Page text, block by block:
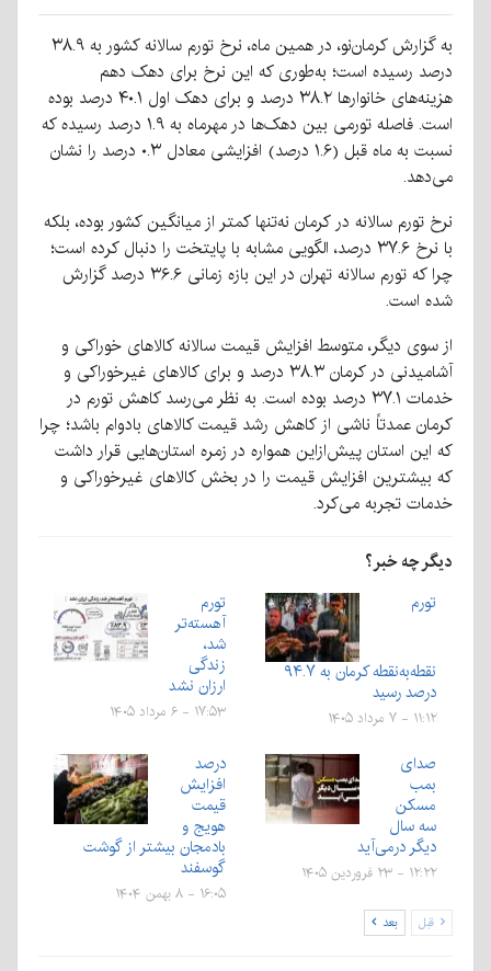
به گزارش کرمان‌نو، در همین ماه، نرخ تورم سالانه کشور به ۳۸.۹
درصد رسیده است؛ به‌طوری که این نرخ برای دهک دهم
هزینه‌های خانوارها ۳۸.۲ درصد و برای دهک اول ۴۰.۱ درصد بوده
است. فاصله تورمی بین دهک‌ها در مهرماه به ۱.۹ درصد رسیده که
نسبت به ماه قبل (۱.۶ درصد) افزایشی معادل ۰.۳ درصد را نشان
می‌دهد.
نرخ تورم سالانه در کرمان نه‌تنها کمتر از میانگین کشور بوده، بلکه
با نرخ ۳۷.۶ درصد، الگویی مشابه با پایتخت را دنبال کرده است؛
چرا که تورم سالانه تهران در این بازه زمانی ۳۶.۶ درصد گزارش
شده است.
از سوی دیگر، متوسط افزایش قیمت سالانه کالاهای خوراکی و
آشامیدنی در کرمان ۳۸.۳ درصد و برای کالاهای غیرخوراکی و
خدمات ۳۷.۱ درصد بوده است. به نظر می‌رسد کاهش تورم در
کرمان عمدتاً ناشی از کاهش رشد قیمت کالاهای بادوام باشد؛ چرا
که این استان پیش‌ازاین همواره در زمره استان‌هایی قرار داشت
که بیشترین افزایش قیمت را در بخش کالاهای غیرخوراکی و
خدمات تجربه می‌کرد.
دیگر چه خبر؟
تورم
نقطه‌به‌نقطه کرمان به ۹۴.۷
درصد رسید
۱۱:۱۲ - ۷ مرداد ۱۴۰۵
تورم
آهسته‌تر
شد،
زندگی
ارزان نشد
۱۷:۵۳ - ۶ مرداد ۱۴۰۵
صدای
بمب
مسکن
سه سال
دیگر درمی‌آید
۱۲:۲۲ - ۲۳ فروردین ۱۴۰۵
درصد
افزایش
قیمت
هویج و
بادمجان بیشتر از گوشت
گوسفند
۱۶:۰۵ - ۸ بهمن ۱۴۰۴
قبل بعد